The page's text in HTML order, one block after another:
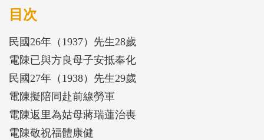
康狀況與行止，還有隨侍蔣中正巡視各地與金馬前
元首與外賓來訪等的報告。
後一時段的內容則提及：總統選舉、中央與地方選
舉、重要經濟建設、雙十國慶盛典、天然災害損失、
黨外人士政治活動；中美關係的拓展與調整、日韓政
情變局、約旦斷交、駐外使館績效；宋慶齡去世、廖
目次
民國26年（1937）先生28歲
電陳已與方良母子安抵奉化
民國27年（1938）先生29歲
電陳擬陪同赴前線勞軍
電陳返里為姑母蔣瑞蓮治喪
電陳敬祝福體康健